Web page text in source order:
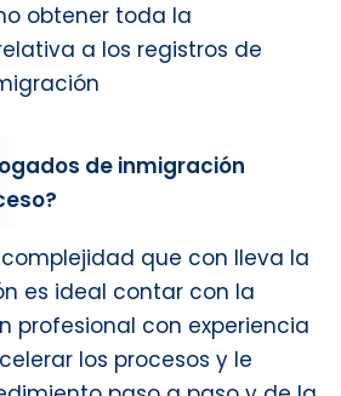
obtener toda la
a los registros de
de inmigración
que con lleva la
es ideal contar con la
profesional con experiencia
los procesos y le